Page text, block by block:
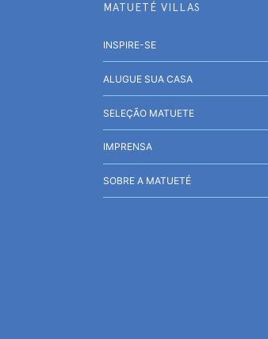
MATUETÉ VILLAS
INSPIRE-SE
ALUGUE SUA CASA
SELEÇÃO MATUETE
IMPRENSA
SOBRE A MATUETÉ